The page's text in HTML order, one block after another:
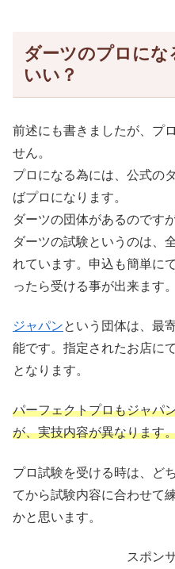
ダーツのプロに
いい？
前述にも書きましたが、プ
せん。
プロになる為には、公式の
ばプロになります。
ダーツの団体があるのですが
ダーツの試験というのは、
れています。申込も簡単に
ったら受ける事が出来ます。
ジャパンという団体は、最
能です。指定されたお店に
となります。
パーフェクトプロもジャパ
が、実技内容が異なります
プロ試験を受ける時は、ど
てから試験内容に合わせて
かと思います。
スポン